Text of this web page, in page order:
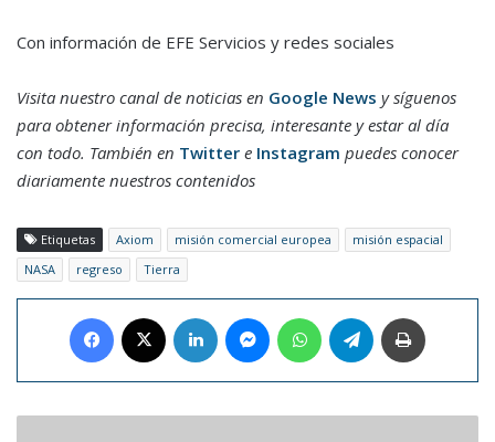
Con información de EFE Servicios y redes sociales
Visita nuestro canal de noticias en Google News y síguenos
para obtener información precisa, interesante y estar al día
con todo. También en Twitter e Instagram puedes conocer
diariamente nuestros contenidos
Etiquetas Axiom misión comercial europea
misión espacial
NASA
regreso Tierra
Facebook LinkedIn MessengerWhatsAppTelegram